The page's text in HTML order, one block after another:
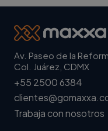
Av. Paseo de la
Col. Juárez, CDMX
+55 2500 6384
Trabaja con nosotros